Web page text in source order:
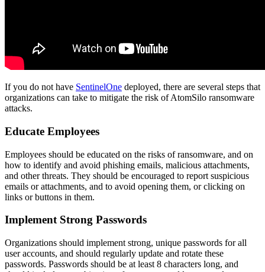
If you do not have SentinelOne deployed, there are several steps that
organizations can take to mitigate the risk of AtomSilo ransomware
attacks.
Educate Employees
Employees should be educated on the risks of ransomware, and on
how to identify and avoid phishing emails, malicious attachments,
and other threats. They should be encouraged to report suspicious
emails or attachments, and to avoid opening them, or clicking on
links or buttons in them.
Implement Strong Passwords
Organizations should implement strong, unique passwords for all
user accounts, and should regularly update and rotate these
passwords. Passwords should be at least 8 characters long, and